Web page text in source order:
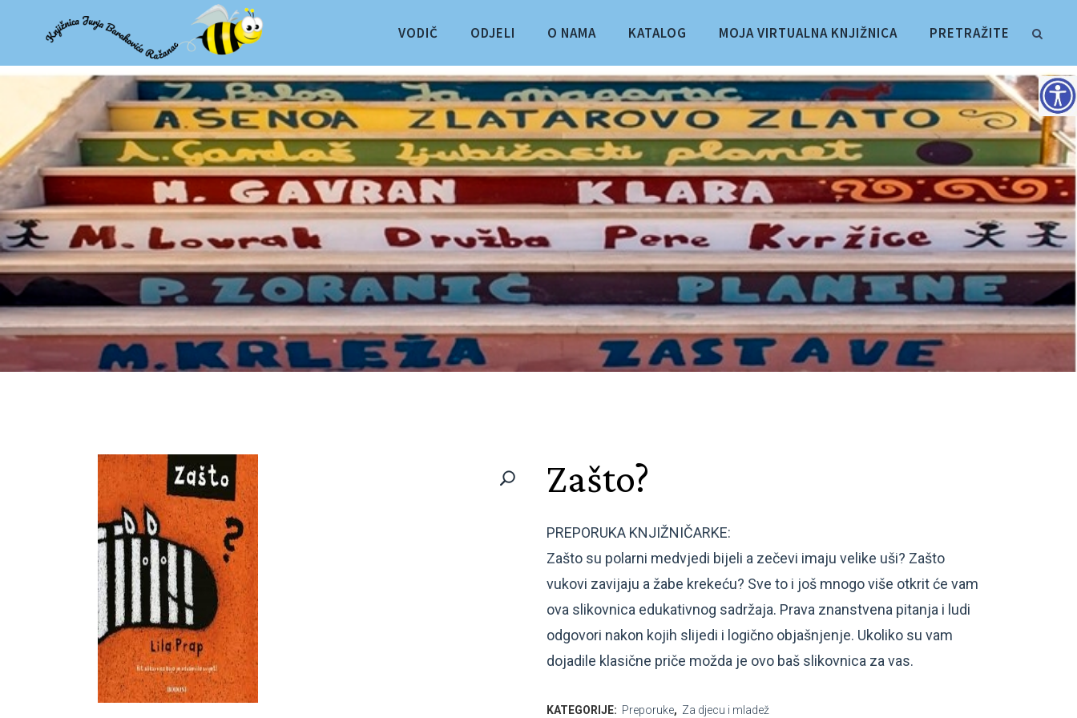
VODIČ ODJELI O NAMA KATALOG MOJA VIRTUALNA KNJIŽNICA PRETRAŽITE
Zašto?
PREPORUKA KNJIŽNIČARKE:
Zašto su polarni medvjedi bijeli a zečevi imaju velike uši? Zašto
vukovi zavijaju a žabe krekeću? Sve to i još mnogo više otkrit će vam
ova slikovnica edukativnog sadržaja. Prava znanstvena pitanja i ludi
odgovori nakon kojih slijedi i logično objašnjenje. Ukoliko su vam
dojadile klasične priče možda je ovo baš slikovnica za vas.
KATEGORIJE: Preporuke, Za djecu i mladež